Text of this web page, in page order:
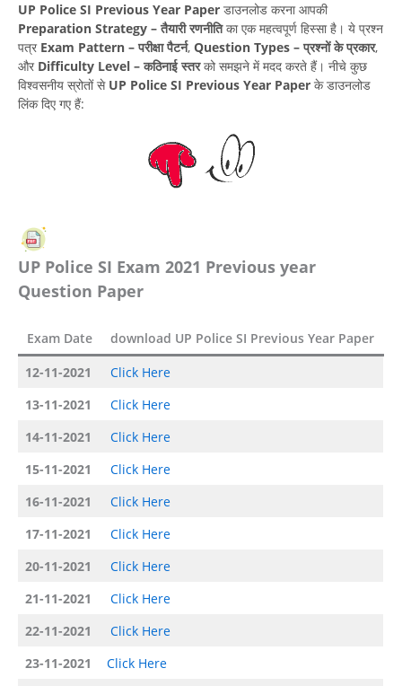
UP Police SI Previous Year Paper डाउनलोड करना आपकी
Preparation Strategy – तैयारी रणनीतिका एक महत्वपूर्ण हिस्सा है। ये प्रश्न
पत्र Exam Pattern – परीक्षा पैटर्न, Question Types – प्रश्नों के प्रकार,
और Difficulty Level – कठिनाई स्तरको समझने में मदद करते हैं। नीचे कुछ
विश्वसनीय स्रोतों से UP Police SI Previous Year Paper के डाउनलोड
लिंक दिए गए हैं:
UP Police SI Exam 2021 Previous year
Question Paper
Exam Date
download UP Police SI Previous Year Paper
12-11-2021
Click Here
13-11-2021
Click Here
14-11-2021
Click Here
15-11-2021
Click Here
16-11-2021
Click Here
17-11-2021
Click Here
20-11-2021
Click Here
21-11-2021
Click Here
22-11-2021
Click Here
23-11-2021
Click Here